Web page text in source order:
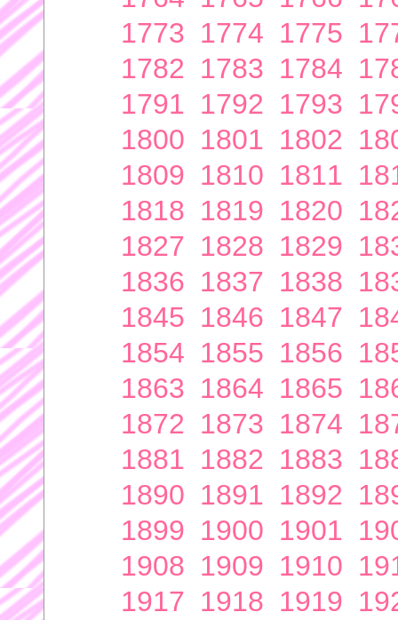
1773 1774 1775
1782 1783 1784
1791 1792 1793
1800 1801 1802
1809 1810 1811
1818 1819 1820
1827 1828 1829
1836 1837 1838
1845 1846 1847
1854 1855 1856
1863 1864 1865
1872 1873 1874
1881 1882 1883
1890 1891 1892
1899 1900 1901
1908 1909 1910
1917 1918 1919